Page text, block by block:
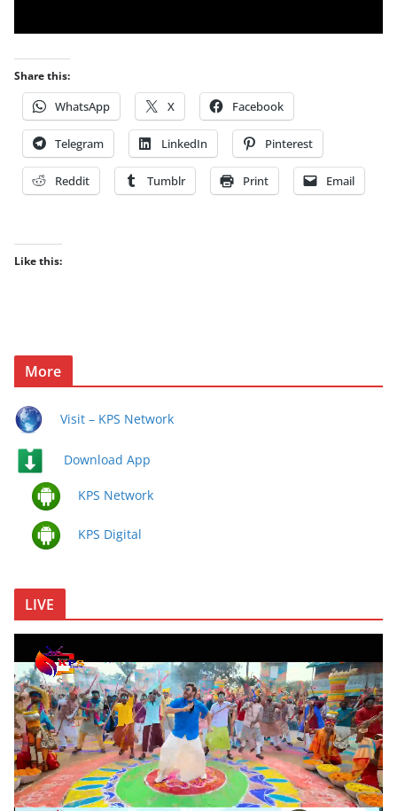
Share this:
WhatsApp X Facebook
Telegram LinkedIn Pinterest
Reddit Tumblr Print Email
Like this:
More
Visit – KPS Network
Download App
KPS Network
KPS Digital
LIVE